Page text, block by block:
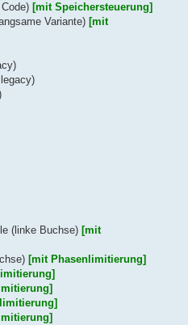
[mit Speichersteuerung]
Variante) [mit
(linke Buchse) [mit
[mit Phasenlimitierung]